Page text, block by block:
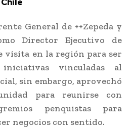
General de ++Zepeda y
Director Ejecutivo de
visita en la región para ser
vinculadas al
sin embargo, aprovechó
para reunirse con
penquistas para
negocios con sentido.